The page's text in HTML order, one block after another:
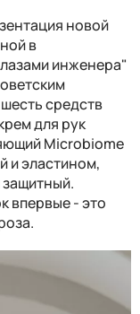
новой
в
инженера"
средств
для рук
Microbiome
и эластином,
впервые - это